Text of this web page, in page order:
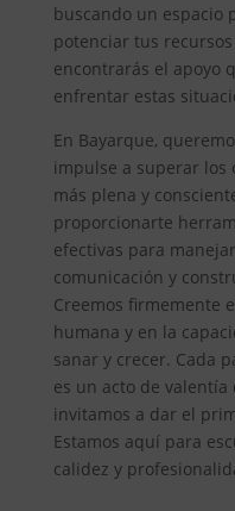
buscando un espacio
potenciar tus
encontrarás el apoyo
enfrentar estas
En Bayarque,
impulse a superar los
más plena y
proporcionarte
efectivas para
comunicación y
Creemos firmemente
humana y en la
sanar y crecer. Cada
es un acto de valentía
invitamos a dar el
Estamos aquí para
calidez y